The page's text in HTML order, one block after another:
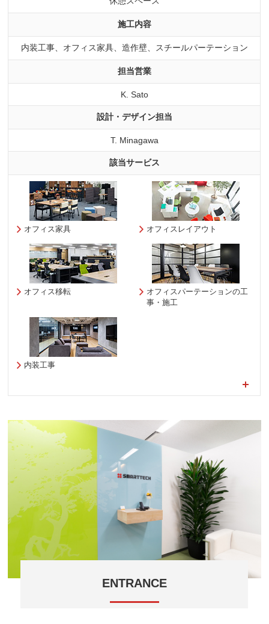
施工内容
内装工事、オフィス家具、造作壁、スチールパーテーション
担当営業
K. Sato
設計・デザイン担当
T. Minagawa
該当サービス
オフィス家具 オフィスレイアウト
オフィス移転
オフィスパーテーションの工
事・施工
内装工事
ENTRANCE